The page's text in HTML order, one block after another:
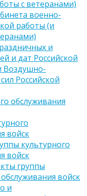
с ветеранами)
военно-
работы (и
и
и дат Российской
Воздушно-
Российской
обслуживания
войск
культурного
войск
группы
войск
и